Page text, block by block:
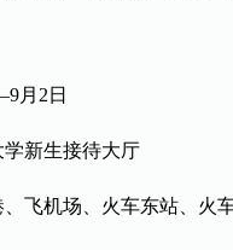
9月 2 日
学新生接待大厅
、飞机场、火车东站、火